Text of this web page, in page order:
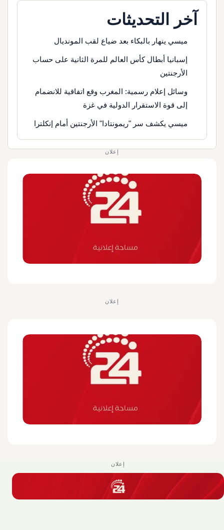
آخر التحديثات
ميسي ينهار بالبكاء بعد ضياع لقب المونديال
إسبانيا أبطال كأس العالم للمرة الثانية على حساب
الأرجنتين
وسائل إعلام رسمية: المغرب وقع اتفاقية للانضمام
إلى قوة الاستقرار الدولية في غزة
ميسي يكشف سر "ريمونتادا" الأرجنتين أمام إنكلترا
إعلان
إعلان
إعلان